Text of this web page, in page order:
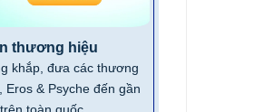
thương hiệu
khắp, đưa các thương
Eros & Psyche đến gần